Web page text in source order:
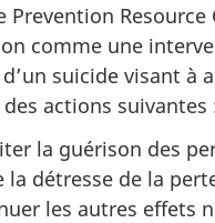
Prevention Resource
comme une
suicide visant à
actions suivantes
la guérison des
la détresse de la
les autres effets